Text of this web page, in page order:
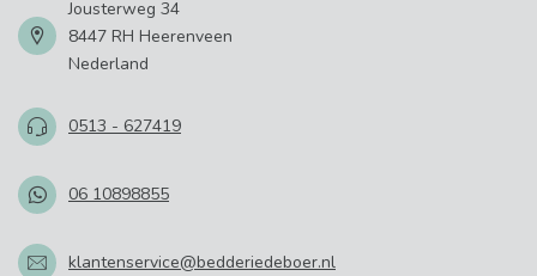
Jousterweg 34
8447 RH Heerenveen
Nederland
0513 - 627419
06 10898855
klantenservice@bedderiedeboer.nl